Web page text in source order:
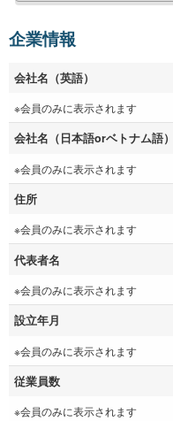
企業情報
会社名（英語）
※会員のみに表示されます
会社名（日本語orベトナム語）
※会員のみに表示されます
住所
※会員のみに表示されます
代表者名
※会員のみに表示されます
設立年月
※会員のみに表示されます
従業員数
※会員のみに表示されます